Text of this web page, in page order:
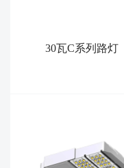
30瓦C系列路灯